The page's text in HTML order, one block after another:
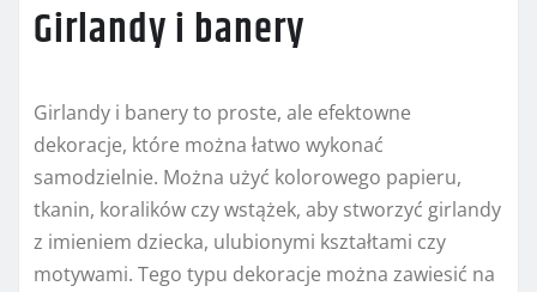
Girlandy i banery
Girlandy i banery to proste, ale efektowne
dekoracje, które można łatwo wykonać
samodzielnie. Można użyć kolorowego papieru,
tkanin, koralików czy wstążek, aby stworzyć girlandy
z imieniem dziecka, ulubionymi kształtami czy
motywami. Tego typu dekoracje można zawiesić na